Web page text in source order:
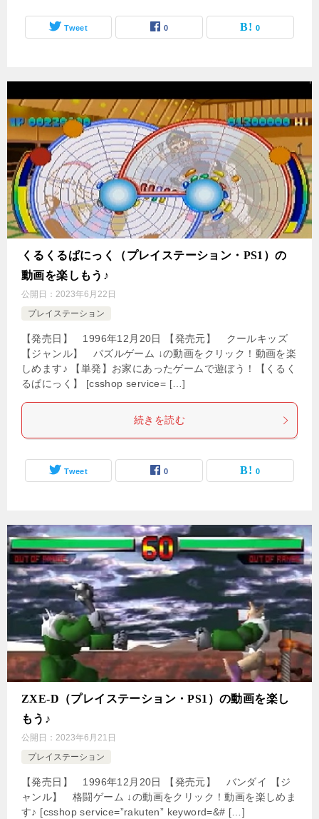
Tweet 0 0
くるくるぱにっく（プレイステーション・PS1）の
動画を楽しもう♪
公開日： 2023年6月22日
プレイステーション
【発売日】 1996年12月20日 【発売元】 クールキッズ
【ジャンル】 パズルゲーム ↓の動画をクリック！動画を楽
しめます♪ 【単発】お家にあったゲームで遊ぼう！【くるく
るぱにっく】 [csshop service= […]
続きを読む
Tweet 0 0
ZXE-D（プレイステーション・PS1）の動画を楽し
もう♪
公開日： 2023年6月21日
プレイステーション
【発売日】 1996年12月20日 【発売元】 バンダイ 【ジ
ャンル】 格闘ゲーム ↓の動画をクリック！動画を楽しめま
す♪ [csshop service=”rakuten” keyword=&# […]